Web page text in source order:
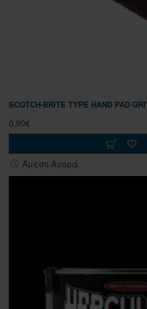
SCOTCH-BRITE TYPE HAND PAD
0,90€
Άμεση Αγορά